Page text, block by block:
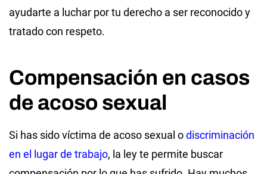
ayudarte a luchar por tu derecho a ser reconocido y
tratado con respeto.
Compensación en casos
de acoso sexual
Si has sido víctima de acoso sexual odiscriminación
en el lugar de trabajo, la ley te permite buscar